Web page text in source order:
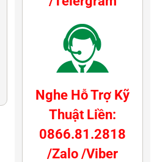
Nghe Hỗ Trợ Kỹ
Thuật Liền:
0866.81.2818
/Zalo /Viber